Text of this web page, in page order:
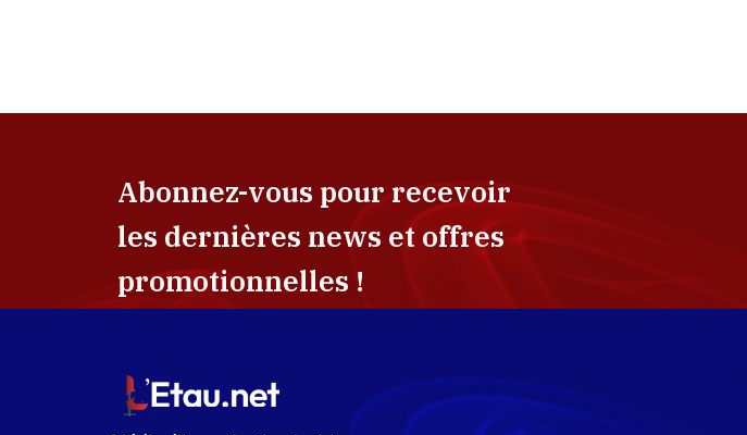
Abonnez-vous pour recevoir
les dernières news et offres
promotionnelles !